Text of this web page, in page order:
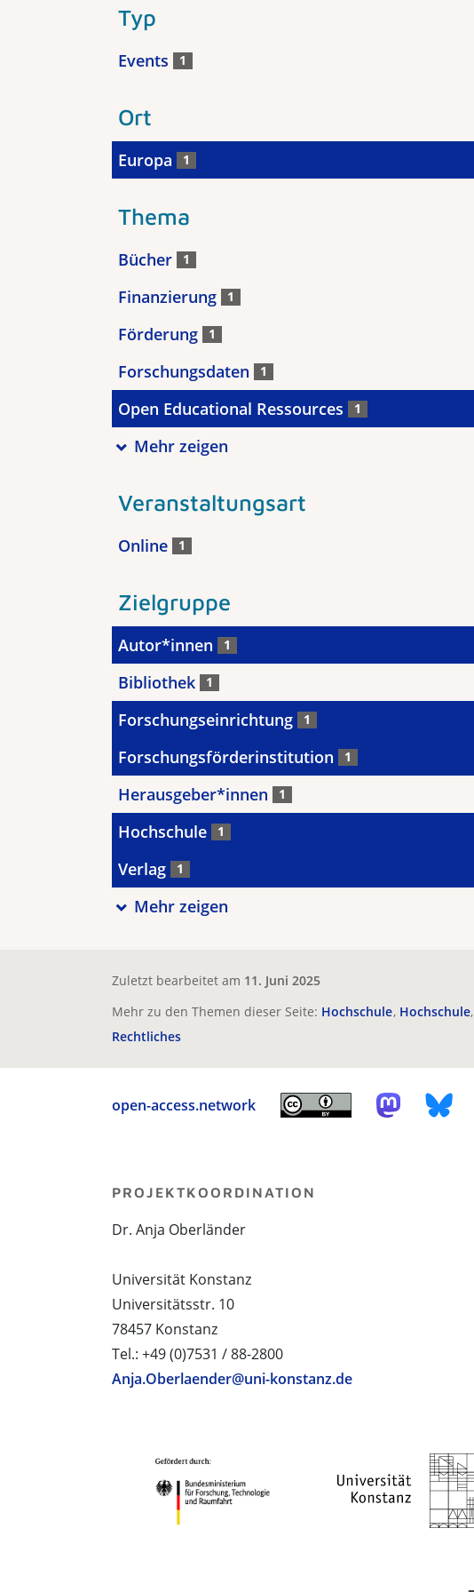
Typ
Events 1
Ort
Europa 1
Thema
Bücher 1
Finanzierung 1
Förderung 1
Forschungsdaten 1
Open Educational Ressources 1
Mehr zeigen
Veranstaltungsart
Online 1
Zielgruppe
Autor*innen 1
Bibliothek 1
Forschungseinrichtung 1
Forschungsförderinstitution 1
Herausgeber*innen 1
Hochschule 1
Verlag 1
Mehr zeigen
Zuletzt bearbeitet am 11. Juni 2025
Mehr zu den Themen dieser Seite: Hochschule Hochschule
Rechtliches
open-access.network
PROJEKTKOORDINATION
Dr. Anja Oberländer
Universität Konstanz
Universitätsstr. 10
78457 Konstanz
Tel.: +49 (0)7531 / 88-2800
Anja.Oberlaender@uni-konstanz.de